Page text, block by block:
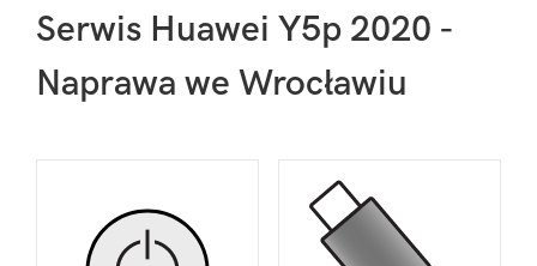
Serwis Huawei Y5p 2020 -
Naprawa we Wrocławiu